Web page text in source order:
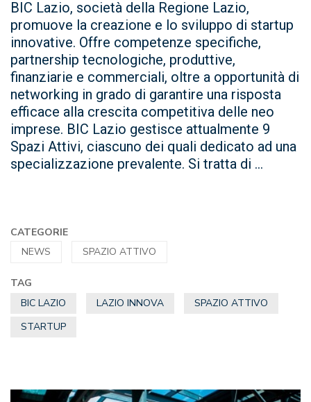
BIC Lazio, società della Regione Lazio,
promuove la creazione e lo sviluppo di startup
innovative. Offre competenze specifiche,
partnership tecnologiche, produttive,
finanziarie e commerciali, oltre a opportunità di
networking in grado di garantire una risposta
efficace alla crescita competitiva delle neo
imprese. BIC Lazio gestisce attualmente 9
Spazi Attivi, ciascuno dei quali dedicato ad una
specializzazione prevalente. Si tratta di ...
CATEGORIE
NEWS
SPAZIO ATTIVO
TAG
BIC LAZIO
LAZIO INNOVA
SPAZIO ATTIVO
STARTUP